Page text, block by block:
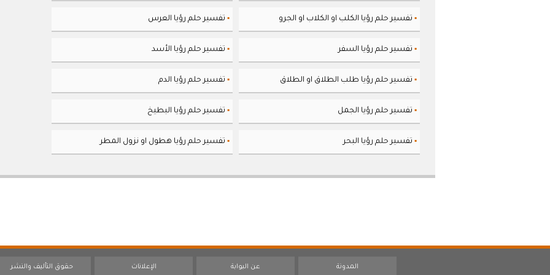
▪ تفسير حلم رؤيا الكلب او الكلاب او الجرو ▪ تفسير حلم رؤيا العرس
▪ تفسير حلم رؤيا السفر ▪ تفسير حلم رؤيا الأسد
▪ تفسير حلم رؤيا طلب الطلاق او الطلاق ▪ تفسير حلم رؤيا الدم
▪ تفسير حلم رؤيا الجمل ▪ تفسير حلم رؤيا البطيخ
▪ تفسير حلم رؤيا البحر ▪ تفسير حلم رؤيا هطول او نزول المطر
المدونة عن البوابة الإعلانات حقوق التأليف والنشر